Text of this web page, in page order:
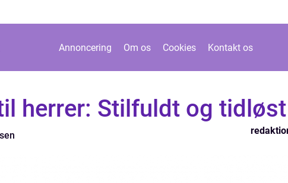
Annoncering Om os Cookies Kontakt os
herrer: Stilfuldt og tidløst